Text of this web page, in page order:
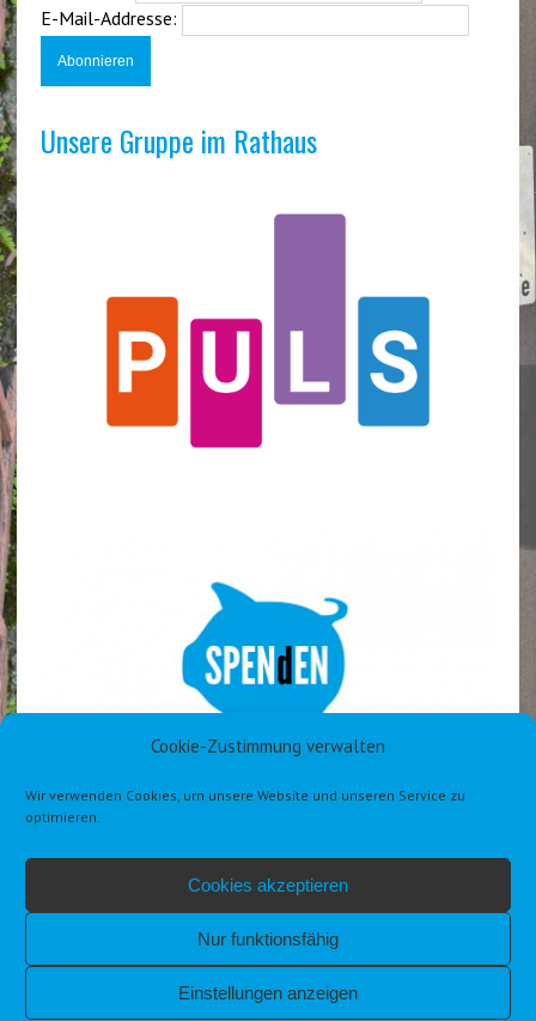
Cookie-Zustimmung verwalten
Wir verwenden Cookies, um unsere Website und unseren Service zu
optimieren.
Cookies akzeptieren
Nur funktionsfähig
Einstellungen anzeigen
E-Mail-Addresse:
Unsere Gruppe im Rathaus
DATENSCHUTZERKLÄRUNG DSGVO